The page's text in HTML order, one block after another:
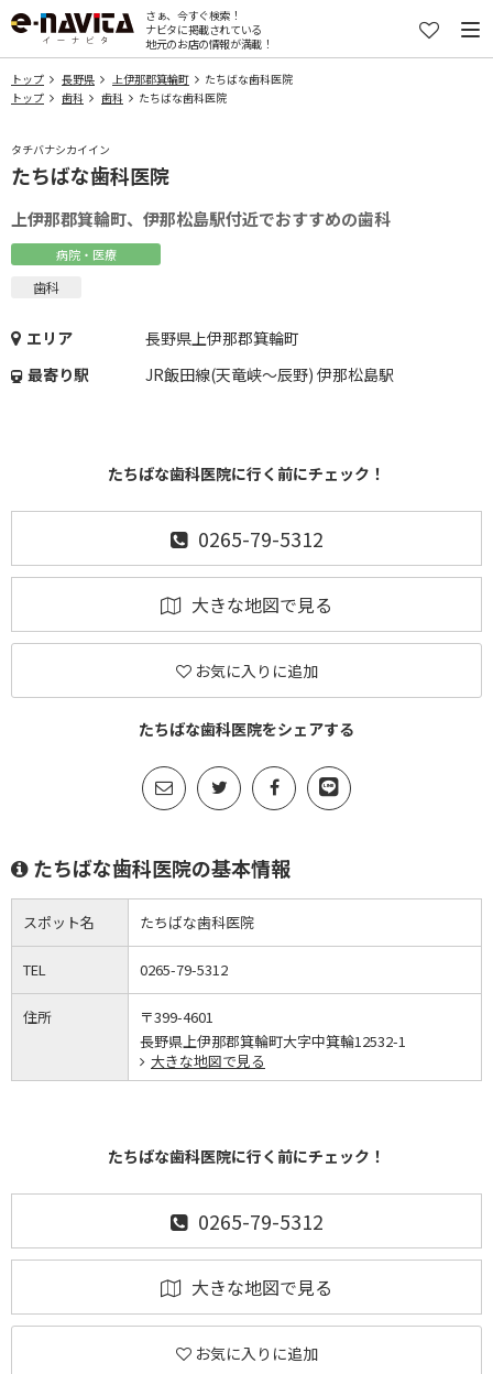
さぁ、今すぐ検索！
ナビタに掲載されている
地元のお店の情報が満載！
トップ 長野県 上伊那郡箕輪町
たちばな歯科医院
トップ
歯科 歯科 たちばな歯科医院
タチバナシカイイン
たちばな歯科医院
上伊那郡箕輪町、伊那松島駅付近でおすすめの歯科
病院・医療
歯科
エリア
長野県上伊那郡箕輪町
最寄り駅
JR飯田線(天竜峡～辰野) 伊那松島駅
たちばな歯科医院に行く前にチェック！
0265-79-5312
大きな地図で見る
お気に入りに追加
たちばな歯科医院をシェアする
たちばな歯科医院の基本情報
スポット名 たちばな歯科医院
TEL 0265-79-5312
住所
〒399-4601
長野県上伊那郡箕輪町大字中箕輪12532-1
大きな地図で見る
たちばな歯科医院に行く前にチェック！
0265-79-5312
大きな地図で見る
お気に入りに追加